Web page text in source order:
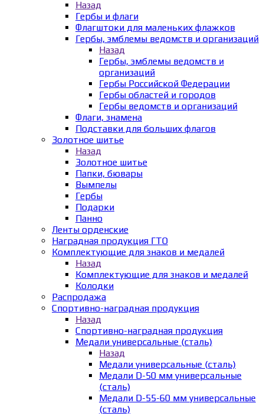
Назад
Гербы и флаги
Флагштоки для маленьких флажков
Гербы, эмблемы ведомств и организаций
Назад
Гербы, эмблемы ведомств и
организаций
Гербы Российской Федерации
Гербы областей и городов
Гербы ведомств и организаций
Флаги, знамена
Подставки для больших флагов
Золотное шитье
Назад
Золотное шитье
Папки, бювары
Вымпелы
Гербы
Подарки
Панно
Ленты орденские
Наградная продукция ГТО
Комплектующие для знаков и медалей
Назад
Комплектующие для знаков и медалей
Колодки
Распродажа
Спортивно-наградная продукция
Назад
Спортивно-наградная продукция
Медали универсальные (сталь)
Назад
Медали универсальные (сталь)
Медали D-50 мм универсальные
(сталь)
Медали D-55-60 мм универсальные
(сталь)